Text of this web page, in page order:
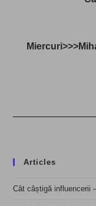
Articles
Cât câștigă influencerii